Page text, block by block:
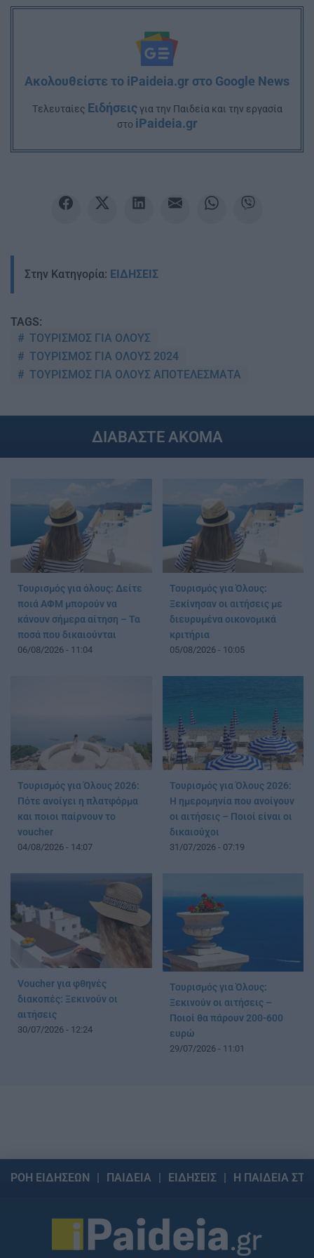
Ακολουθείστε το iPaideia.gr στο Google News
Tελευταίες Ειδήσειςγια την Παιδεία και την εργασία
στο iPaideia.gr
Στην Κατηγορία: ΕΙΔΗΣΕΙΣ
TAGS:
ΤΟΥΡΙΣΜΟΣ ΓΙΑ ΟΛΟΥΣ
ΤΟΥΡΙΣΜΟΣ ΓΙΑ ΟΛΟΥΣ 2024
ΤΟΥΡΙΣΜΟΣ ΓΙΑ ΟΛΟΥΣ ΑΠΟΤΕΛΕΣΜΑΤΑ
ΔΙΑΒΑΣΤΕ ΑΚΟΜΑ
Τουρισμός για όλους: Δείτε
ποιά ΑΦΜ μπορούν να
κάνουν σήμερα αίτηση – Τα
ποσά που δικαιούνται
06/08/2026 - 11:04
Τουρισμός για Όλους:
Ξεκίνησαν οι αιτήσεις με
διευρυμένα οικονομικά
κριτήρια
05/08/2026 - 10:05
Τουρισμός για Όλους 2026:
Πότε ανοίγει η πλατφόρμα
και ποιοι παίρνουν το
voucher
04/08/2026 - 14:07
Τουρισμός για Όλους 2026:
Η ημερομηνία που ανοίγουν
οι αιτήσεις – Ποιοί είναι οι
δικαιούχοι
31/07/2026 - 07:19
Voucher για φθηνές
διακοπές: Ξεκινούν οι
αιτήσεις
30/07/2026 - 12:24
Τουρισμός για Όλους:
Ξεκινούν οι αιτήσεις –
Ποιοί θα πάρουν 200-600
ευρώ
29/07/2026 - 11:01
ΡΟΗ ΕΙΔΗΣΕΩΝ ΠΑΙΔΕΙΑ ΕΙΔΗΣΕΙΣ Η ΠΑΙΔΕΙΑ